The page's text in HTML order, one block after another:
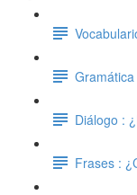
Gramática
Diálogo :
Frases :